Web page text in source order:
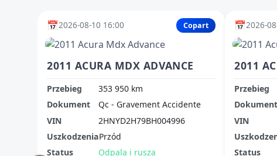
📅2026-08-10 16:00 Copart
2011 ACURA MDX ADVANCE
Przebieg
353 950 km
Dokument
Qc - Gravement Accidente
VIN
2HNYD2H79BH004996
UszkodzeniaPrzód
Status
Odpala i rusza
📅2026-
Przebieg
Dokument
VIN
Status